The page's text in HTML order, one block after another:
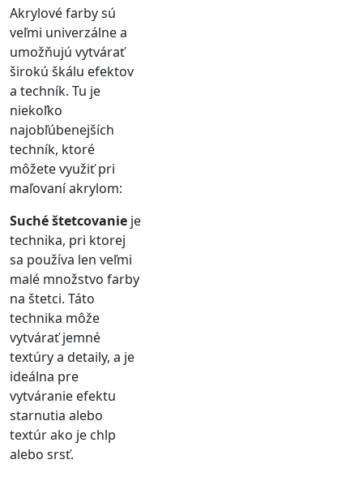
Akrylové farby sú
veľmi univerzálne a
umožňujú vytvárať
širokú škálu efektov
a techník. Tu je
niekoľko
najobľúbenejších
techník, ktoré
môžete využiť pri
maľovaní akrylom:
Suché štetcovanie je
technika, pri ktorej
sa používa len veľmi
malé množstvo farby
na štetci. Táto
technika môže
vytvárať jemné
textúry a detaily, a je
ideálna pre
vytváranie efektu
starnutia alebo
textúr ako je chlp
alebo srsť.